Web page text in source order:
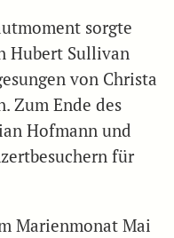
sorgte
Hubert Sullivan
von Christa
Zum Ende des
Hofmann und
für
Marienmonat Mai